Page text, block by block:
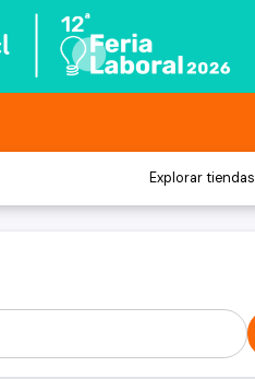
Explorar tiendas